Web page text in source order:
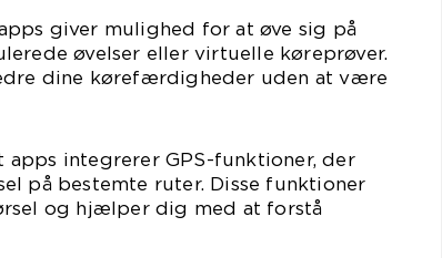
giver mulighed for at øve sig på
øvelser eller virtuelle køreprøver.
dine kørefærdigheder uden at være
integrerer GPS-funktioner, der
på bestemte ruter. Disse funktioner
og hjælper dig med at forstå